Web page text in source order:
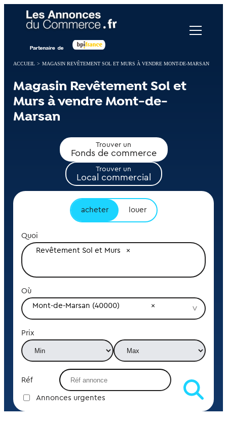
ACCUEIL > MAGASIN REVÊTEMENT SOL ET MURS À VENDRE MONT-DE-MARSAN
Magasin Revêtement Sol et
Murs à vendre Mont-de-
Marsan
Trouver un
Fonds de commerce
Trouver un
Local commercial
acheter louer
Quoi
Revêtement Sol et Murs
Où
Mont-de-Marsan (40000)
Prix
Réf
Annonces urgentes
Panneau de gestion des cookies